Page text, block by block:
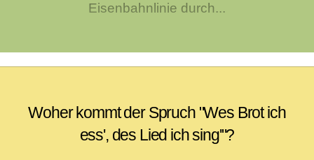
Eisenbahnlinie durch...
Woher kommt der Spruch "Wes Brot ich
ess', des Lied ich sing'"?